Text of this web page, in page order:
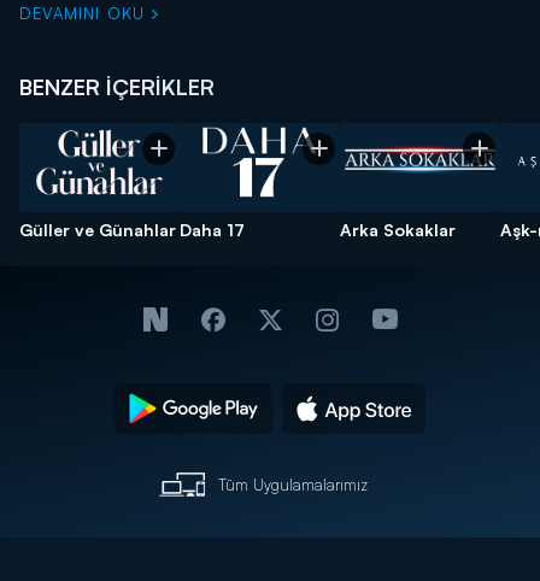
DEVAMINI OKU
BENZER İÇERİKLER
Güller ve Günahlar Daha 17 Arka Sokaklar Aşk-
Tüm Uygulamalarımız